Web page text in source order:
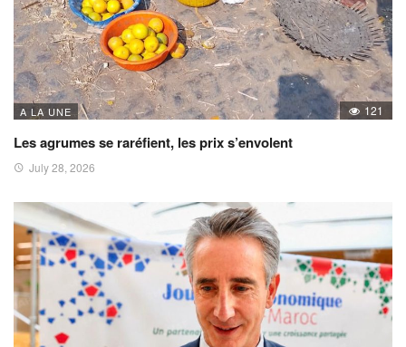
A LA UNE 121
Les agrumes se raréfient, les prix s’envolent
July 28, 2026